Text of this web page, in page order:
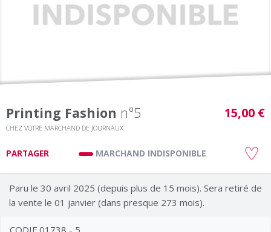
Printing Fashion n°5
CHEZ VOTRE MARCHAND DE JOURNAUX
15,00 €
PARTAGER MARCHAND INDISPONIBLE
Paru le 30 avril 2025 (depuis plus de 15 mois). Sera retiré de
la vente le 01 janvier (dans presque 273 mois).
CODIF 01738 - 5